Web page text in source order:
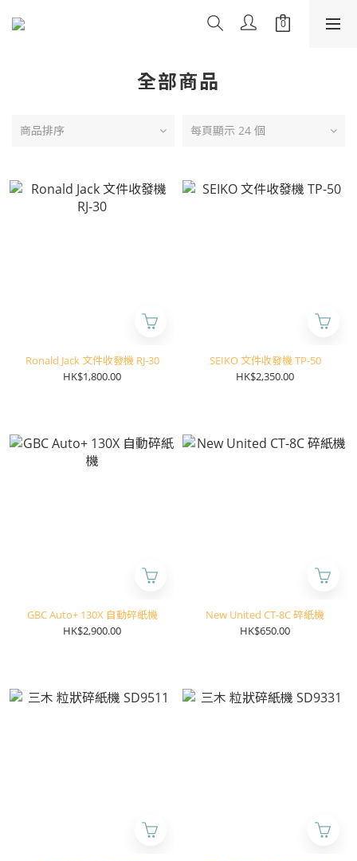
全部商品
商品排序 每頁顯示 24 個
Ronald Jack 文件收發機 RJ-30
HK$1,800.00
SEIKO 文件收發機 TP-50
HK$2,350.00
GBC Auto+ 130X 自動碎紙機
HK$2,900.00
New United CT-8C 碎紙機
HK$650.00